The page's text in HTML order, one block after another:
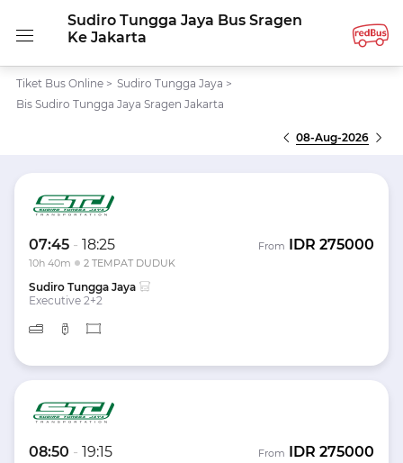
Sudiro Tungga Jaya Bus Sragen
Ke Jakarta
Tiket Bus Online > Sudiro Tungga Jaya >
Bis Sudiro Tungga Jaya Sragen Jakarta
08-Aug-2026
07:45 - 18:25
10h 40m 2 TEMPAT DUDUK
From IDR 275000
Sudiro Tungga Jaya
Executive 2+2
08:50 - 19:15 From IDR 275000